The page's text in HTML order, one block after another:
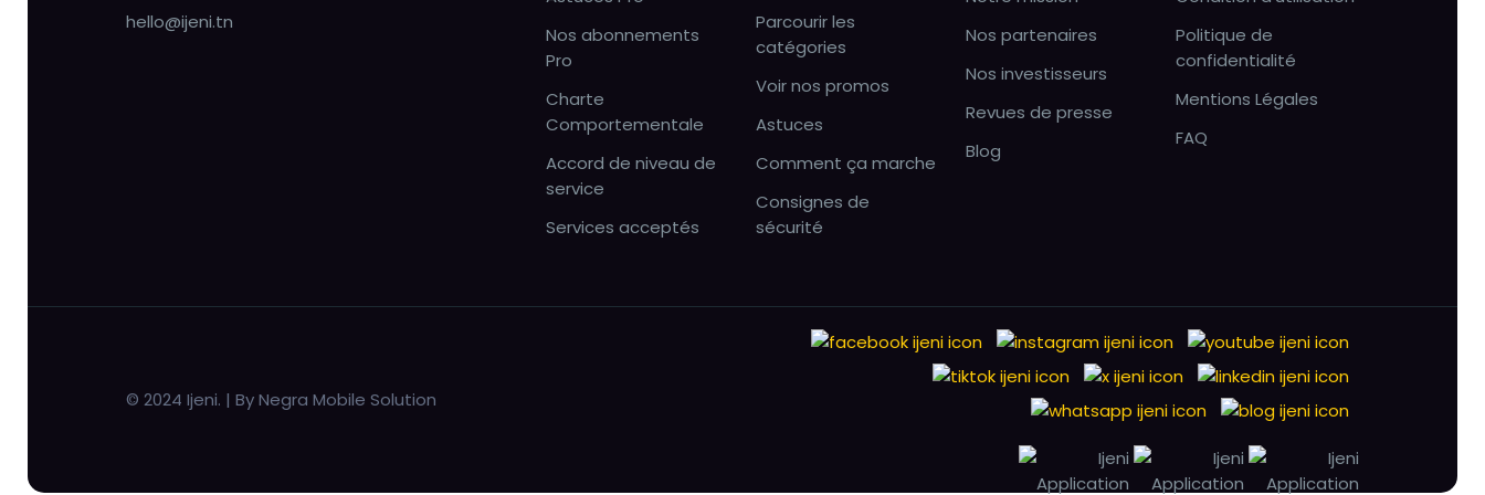
hello@ijeni.tn
Nos abonnements
Pro
Charte
Comportementale
Accord de niveau de
service
Services acceptés
Parcourir les
catégories
Voir nos promos
Astuces
Comment ça marche
Consignes de
sécurité
Nos partenaires
Nos investisseurs
Revues de presse
Blog
Politique de
confidentialité
Mentions Légales
FAQ
© 2024 Ijeni. | By Negra Mobile Solution